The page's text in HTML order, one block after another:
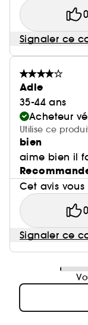
0
Signaler ce
Adle
35-44 ans
Acheteur
Utilise ce
bien
aime bien il
Cet avis
0
Signaler ce